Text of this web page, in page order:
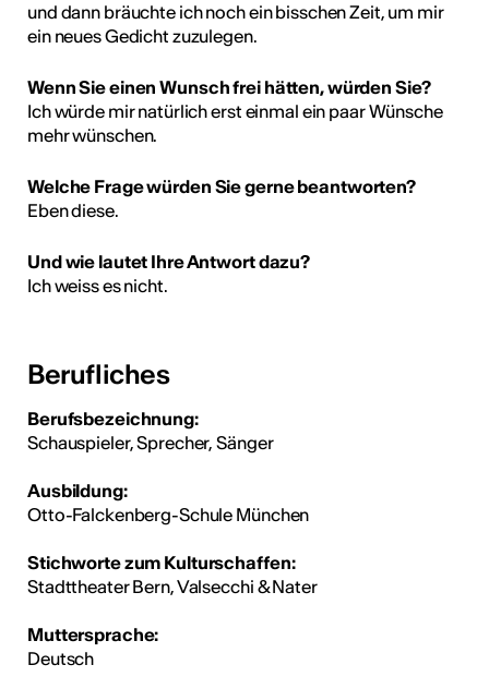
und dann bräuchte ich noch ein bisschen Zeit, um mir
ein neues Gedicht zuzulegen.
Wenn Sie einen Wunsch frei hätten, würden Sie?
Ich würde mir natürlich erst einmal ein paar Wünsche
mehr wünschen.
Welche Frage würden Sie gerne beantworten?
Eben diese.
Und wie lautet Ihre Antwort dazu?
Ich weiss es nicht.
Berufliches
Berufsbezeichnung:
Schauspieler, Sprecher, Sänger
Ausbildung:
Otto-Falckenberg-Schule München
Stichworte zum Kulturschaffen:
Stadttheater Bern, Valsecchi & Nater
Muttersprache:
Deutsch